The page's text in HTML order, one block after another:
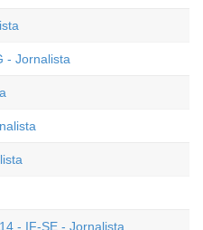
- Jornalista
- IF-SE - Jornalista